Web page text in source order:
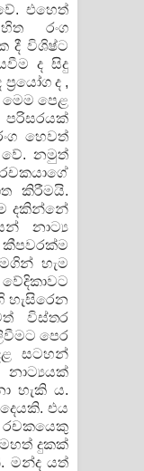
එහෙත්
රංග
දී විශිෂ්ට
ද සිදු
ද ,
පෙළ
හෙවත්
වේ. නමුත්
කිරීමයි.
දකින්නේ
නාට්‍ය
හැම
හැසිරෙන
විස්තර
පෙර
සටහන්
හැකි ය.
එය
රචකයෙකු
දුකක්
මන්ද යත්